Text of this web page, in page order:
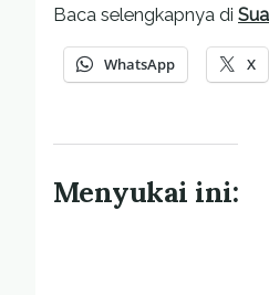
Baca selengkapnya di
WhatsApp X
Menyukai ini: